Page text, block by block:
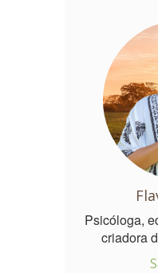
Psicóloga,
criadora